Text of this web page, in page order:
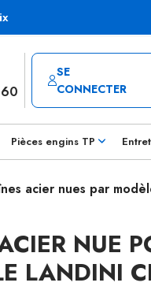
SE
CONNECTER
Pièces engins TP
acier nues par
NUE
LANDINI